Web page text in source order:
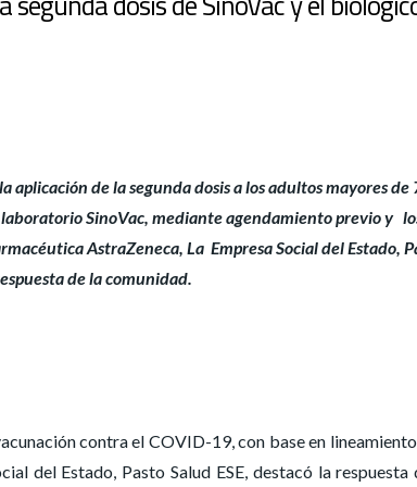
de la segunda dosis a los adultos mayores de
SinoVac, mediante agendamiento previo y
AstraZeneca, La Empresa Social del Estado,
de la comunidad.
contra el COVID-19, con base en
del Estado, Pasto Salud ESE, destacó la respuesta